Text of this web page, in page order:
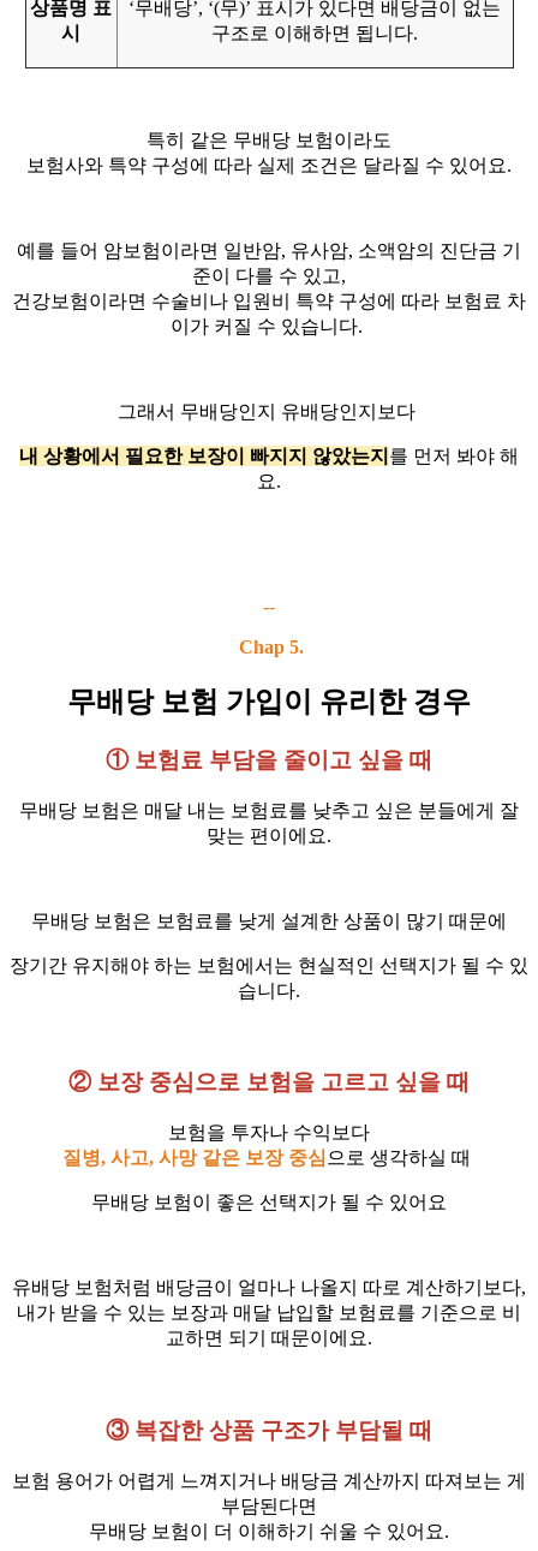
상품명 표
시
‘무배당’, ‘(무)’ 표시가 있다면 배당금이 없는
구조로 이해하면 됩니다.
특히 같은 무배당 보험이라도
보험사와 특약 구성에 따라 실제 조건은 달라질 수 있어요.
예를 들어 암보험이라면 일반암, 유사암, 소액암의 진단금 기
준이 다를 수 있고,
건강보험이라면 수술비나 입원비 특약 구성에 따라 보험료 차
이가 커질 수 있습니다.
그래서 무배당인지 유배당인지보다
내 상황에서 필요한 보장이 빠지지 않았는지 를 먼저 봐야 해
요.
--
Chap 5.
무배당 보험 가입이 유리한 경우
① 보험료 부담을 줄이고 싶을 때
무배당 보험은 매달 내는 보험료를 낮추고 싶은 분들에게 잘
맞는 편이에요.
무배당 보험은 보험료를 낮게 설계한 상품이 많기 때문에
장기간 유지해야 하는 보험에서는 현실적인 선택지가 될 수 있
습니다.
② 보장 중심으로 보험을 고르고 싶을 때
보험을 투자나 수익보다
질병, 사고, 사망 같은 보장 중심 으로 생각하실 때
무배당 보험이 좋은 선택지가 될 수 있어요
유배당 보험처럼 배당금이 얼마나 나올지 따로 계산하기보다,
내가 받을 수 있는 보장과 매달 납입할 보험료를 기준으로 비
교하면 되기 때문이에요.
③ 복잡한 상품 구조가 부담될 때
보험 용어가 어렵게 느껴지거나 배당금 계산까지 따져보는 게
부담된다면
무배당 보험이 더 이해하기 쉬울 수 있어요.